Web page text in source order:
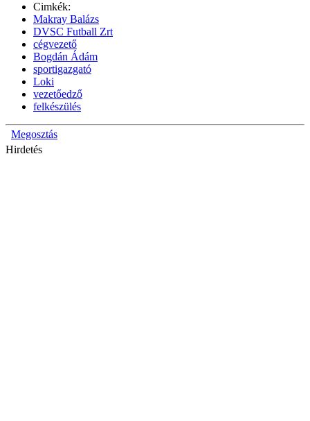
Cimkék:
Makray Balázs
DVSC Futball Zrt
cégvezető
Bogdán Ádám
sportigazgató
Loki
vezetőedző
felkészülés
Megosztás
Hirdetés